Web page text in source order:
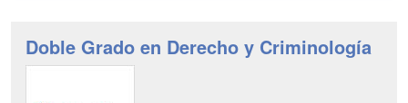
Doble Grado en Derecho y Criminología